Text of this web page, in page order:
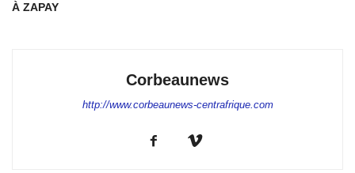
À ZAPAY
Corbeaunews
http://www.corbeaunews-centrafrique.com